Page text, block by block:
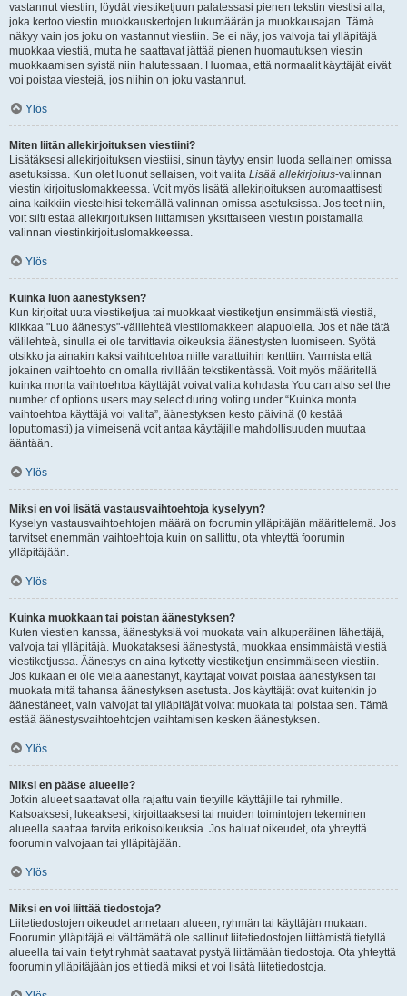
vastannut viestiin, löydät viestiketjuun palatessasi pienen tekstin viestisi alla,
joka kertoo viestin muokkauskertojen lukumäärän ja muokkausajan. Tämä
näkyy vain jos joku on vastannut viestiin. Se ei näy, jos valvoja tai ylläpitäjä
muokkaa viestiä, mutta he saattavat jättää pienen huomautuksen viestin
muokkaamisen syistä niin halutessaan. Huomaa, että normaalit käyttäjät eivät
voi poistaa viestejä, jos niihin on joku vastannut.
Ylös
Miten liitän allekirjoituksen viestiini?
Lisätäksesi allekirjoituksen viestiisi, sinun täytyy ensin luoda sellainen omissa
asetuksissa. Kun olet luonut sellaisen, voit valita Lisää allekirjoitus-valinnan
viestin kirjoituslomakkeessa. Voit myös lisätä allekirjoituksen automaattisesti
aina kaikkiin viesteihisi tekemällä valinnan omissa asetuksissa. Jos teet niin,
voit silti estää allekirjoituksen liittämisen yksittäiseen viestiin poistamalla
valinnan viestinkirjoituslomakkeessa.
Ylös
Kuinka luon äänestyksen?
Kun kirjoitat uuta viestiketjua tai muokkaat viestiketjun ensimmäistä viestiä,
klikkaa "Luo äänestys"-välilehteä viestilomakkeen alapuolella. Jos et näe tätä
välilehteä, sinulla ei ole tarvittavia oikeuksia äänestysten luomiseen. Syötä
otsikko ja ainakin kaksi vaihtoehtoa niille varattuihin kenttiin. Varmista että
jokainen vaihtoehto on omalla rivillään tekstikentässä. Voit myös määritellä
kuinka monta vaihtoehtoa käyttäjät voivat valita kohdasta You can also set the
number of options users may select during voting under “Kuinka monta
vaihtoehtoa käyttäjä voi valita”, äänestyksen kesto päivinä (0 kestää
loputtomasti) ja viimeisenä voit antaa käyttäjille mahdollisuuden muuttaa
ääntään.
Ylös
Miksi en voi lisätä vastausvaihtoehtoja kyselyyn?
Kyselyn vastausvaihtoehtojen määrä on foorumin ylläpitäjän määrittelemä. Jos
tarvitset enemmän vaihtoehtoja kuin on sallittu, ota yhteyttä foorumin
ylläpitäjään.
Ylös
Kuinka muokkaan tai poistan äänestyksen?
Kuten viestien kanssa, äänestyksiä voi muokata vain alkuperäinen lähettäjä,
valvoja tai ylläpitäjä. Muokataksesi äänestystä, muokkaa ensimmäistä viestiä
viestiketjussa. Äänestys on aina kytketty viestiketjun ensimmäiseen viestiin.
Jos kukaan ei ole vielä äänestänyt, käyttäjät voivat poistaa äänestyksen tai
muokata mitä tahansa äänestyksen asetusta. Jos käyttäjät ovat kuitenkin jo
äänestäneet, vain valvojat tai ylläpitäjät voivat muokata tai poistaa sen. Tämä
estää äänestysvaihtoehtojen vaihtamisen kesken äänestyksen.
Ylös
Miksi en pääse alueelle?
Jotkin alueet saattavat olla rajattu vain tietyille käyttäjille tai ryhmille.
Katsoaksesi, lukeaksesi, kirjoittaaksesi tai muiden toimintojen tekeminen
alueella saattaa tarvita erikoisoikeuksia. Jos haluat oikeudet, ota yhteyttä
foorumin valvojaan tai ylläpitäjään.
Ylös
Miksi en voi liittää tiedostoja?
Liitetiedostojen oikeudet annetaan alueen, ryhmän tai käyttäjän mukaan.
Foorumin ylläpitäjä ei välttämättä ole sallinut liitetiedostojen liittämistä tietyllä
alueella tai vain tietyt ryhmät saattavat pystyä liittämään tiedostoja. Ota yhteyttä
foorumin ylläpitäjään jos et tiedä miksi et voi lisätä liitetiedostoja.